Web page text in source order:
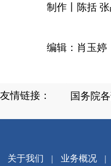
制作丨陈括
编辑：肖玉婷
友情链接：
关于我们 | 业务概况|